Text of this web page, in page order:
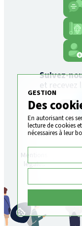
Suivez-
et recevez
Mentions
légales
GESTION
Des
En autorisant ces
lecture de cookies
nécessaires à leur